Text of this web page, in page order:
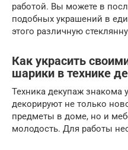
работой. Вы можете в
подобных украшений в
этого различную
Как украсить
шарики в технике
Техника декупаж
декорируют не только
предметы в доме, но и
молодость. Для работы